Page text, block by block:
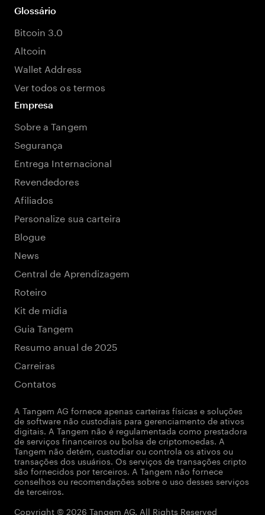
Glossário
Bitcoin 3.0
Altcoin
Wallet Address
Ver todos os termos
Empresa
Sobre a Tangem
Segurança
Entrega Internacional
Revendedores
Afiliados
Personalize sua carteira
Blogue
News
Central de Aprendizagem
Roteiro
Kit de mídia
Guia Tangem
Resumo anual de 2025
Carreiras
Contatos
A Tangem AG fornece apenas carteiras físicas e soluções
de software não custodiais para gerenciamento de ativos
digitais. A Tangem não é regulamentada como prestadora
de serviços financeiros ou bolsa de criptomoedas. A
Tangem não detém, custodiar ou controla os ativos ou
transações dos usuários. Os serviços de transações cripto
são fornecidos por terceiros. A Tangem não fornece
conselhos ou recomendações sobre o uso desses serviços
de terceiros.